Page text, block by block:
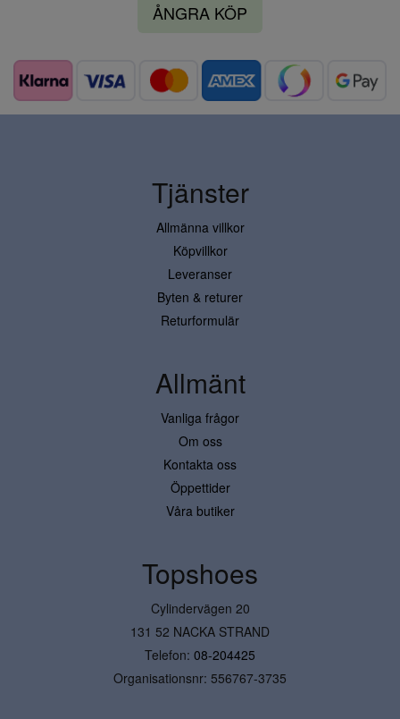
ÅNGRA KÖP
Tjänster
Allmänna villkor
Köpvillkor
Leveranser
Byten & returer
Returformulär
Allmänt
Vanliga frågor
Om oss
Kontakta oss
Öppettider
Våra butiker
Topshoes
Cylindervägen 20
131 52 NACKA STRAND
Telefon: 08-204425
Organisationsnr: 556767-3735